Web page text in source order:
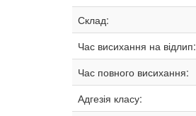
Склад:
Час висихання на відлип:
Час повного висихання:
Адгезія класу: